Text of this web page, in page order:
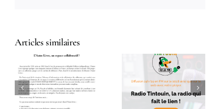
Articles similaires
Ardavena sur
Radio
Tintouin
Rose Chair
sur Radio
Libertaire